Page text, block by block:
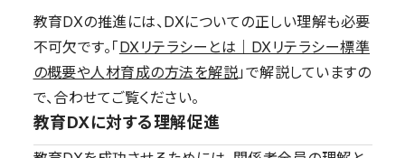
教育DXの推進には、DXについての正しい理解も必要
不可欠です。「DXリテラシーとは｜DXリテラシー標準
の概要や人材育成の方法を解説 」で解説していますの
で、合わせてご覧ください。
教育DXに対する理解促進